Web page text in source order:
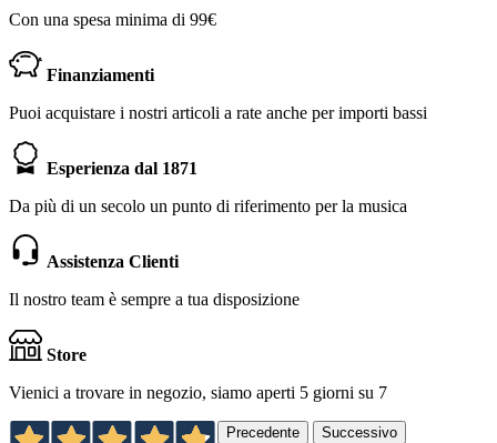
Con una spesa minima di 99€
Finanziamenti
Puoi acquistare i nostri articoli a rate anche per importi bassi
Esperienza dal 1871
Da più di un secolo un punto di riferimento per la musica
Assistenza Clienti
Il nostro team è sempre a tua disposizione
Store
Vienici a trovare in negozio, siamo aperti 5 giorni su 7
Precedente Successivo